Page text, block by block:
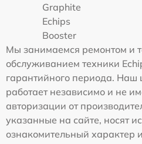
Graphite
Echips
Booster
Мы занимаемся ремонтом и
обслуживанием техники
гарантийного периода. Наш
работает независимо и не
авторизации от
указанные на сайте, носят
ознакомительный характер